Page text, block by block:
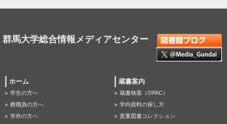
群馬大学総合情報メディアセンター
ホーム
学生の方へ
教職員の方へ
学外の方へ
蔵書案内
蔵書検索（OPAC）
学内資料の探し方
貴重図書コレクション